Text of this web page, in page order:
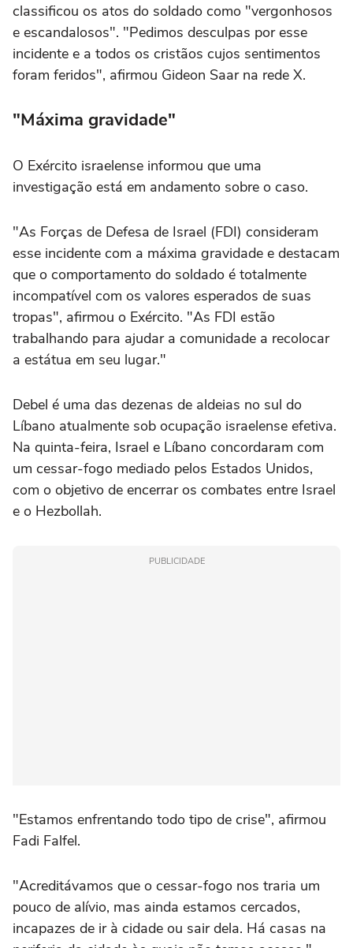
classificou os atos do soldado como "vergonhosos
e escandalosos". "Pedimos desculpas por esse
incidente e a todos os cristãos cujos sentimentos
foram feridos", afirmou Gideon Saar na rede X.
"Máxima gravidade"
O Exército israelense informou que uma
investigação está em andamento sobre o caso.
"As Forças de Defesa de Israel (FDI) consideram
esse incidente com a máxima gravidade e destacam
que o comportamento do soldado é totalmente
incompatível com os valores esperados de suas
tropas", afirmou o Exército. "As FDI estão
trabalhando para ajudar a comunidade a recolocar
a estátua em seu lugar."
Debel é uma das dezenas de aldeias no sul do
Líbano atualmente sob ocupação israelense efetiva.
Na quinta-feira, Israel e Líbano concordaram com
um cessar-fogo mediado pelos Estados Unidos,
com o objetivo de encerrar os combates entre Israel
e o Hezbollah.
PUBLICIDADE
"Estamos enfrentando todo tipo de crise", afirmou
Fadi Falfel.
"Acreditávamos que o cessar-fogo nos traria um
pouco de alívio, mas ainda estamos cercados,
incapazes de ir à cidade ou sair dela. Há casas na